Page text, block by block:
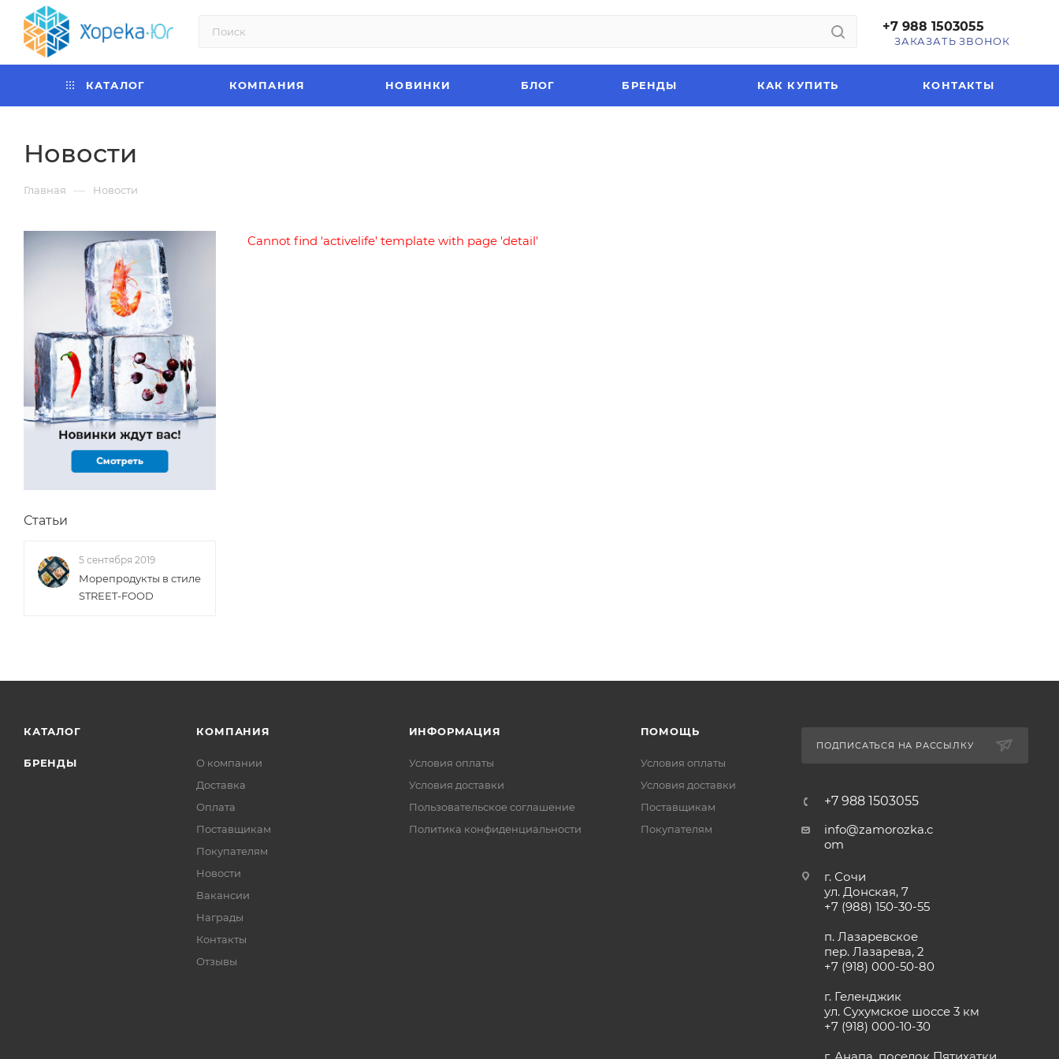
+7 988 1503055
ЗАКАЗАТЬ ЗВОНОК
КАТАЛОГ КОМПАНИЯ НОВИНКИ БЛОГ БРЕНДЫ КАК КУПИТЬ КОНТАКТЫ
Новости
Главная — Новости
Cannot find 'activelife' template with page 'detail'
Статьи
5 сентября 2019
Морепродукты в стиле
STREET-FOOD
КАТАЛОГ
БРЕНДЫ
КОМПАНИЯ
О компании
Доставка
Оплата
Поставщикам
Покупателям
Новости
Вакансии
Награды
Контакты
Отзывы
ИНФОРМАЦИЯ
Условия оплаты
Условия доставки
Пользовательское соглашение
Политика конфиденциальности
ПОМОЩЬ
Условия оплаты
Условия доставки
Поставщикам
Покупателям
ПОДПИСАТЬСЯ НА РАССЫЛКУ
+7 988 1503055
info@zamorozka.c
om
г. Сочи
ул. Донская, 7
+7 (988) 150-30-55
п. Лазаревское
пер. Лазарева, 2
+7 (918) 000-50-80
г. Геленджик
ул. Сухумское шоссе 3 км
+7 (918) 000-10-30